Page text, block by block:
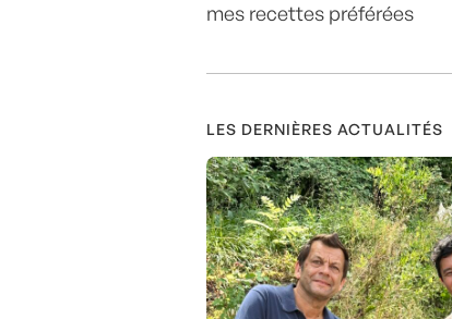
mes recettes préférées
LES DERNIÈRES ACTUALITÉS